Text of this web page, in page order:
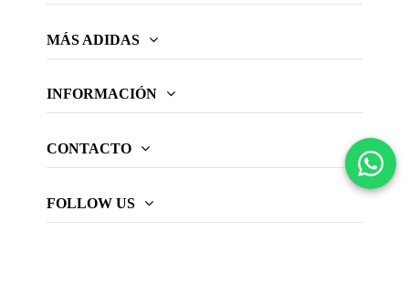
MÁS ADIDAS
INFORMACIÓN
CONTACTO
FOLLOW US